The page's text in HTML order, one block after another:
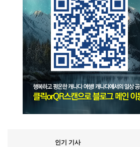
인기 기사